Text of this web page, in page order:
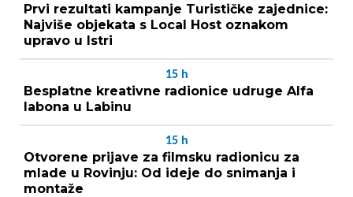
Prvi rezultati kampanje Turističke zajednice:
Najviše objekata s Local Host oznakom
upravo u Istri
15 h
Besplatne kreativne radionice udruge Alfa
labona u Labinu
15 h
Otvorene prijave za filmsku radionicu za
mlade u Rovinju: Od ideje do snimanja i
montaže